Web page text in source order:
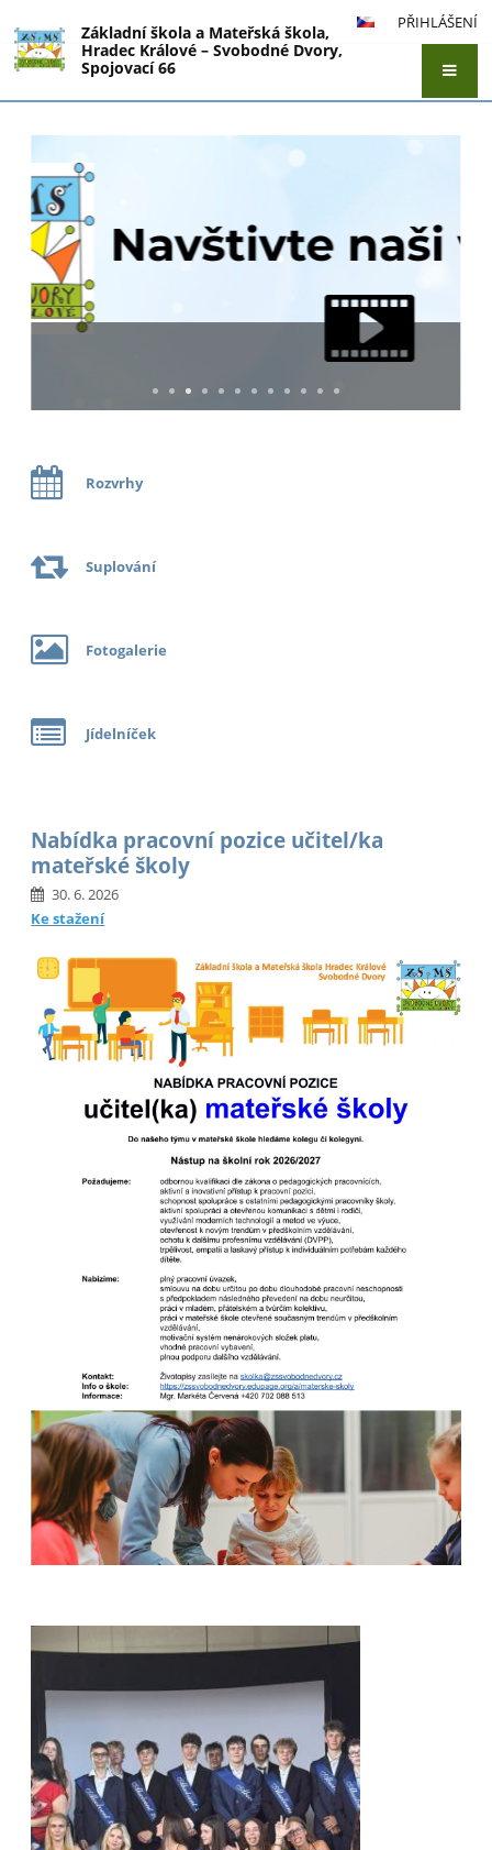
PŘIHLÁŠENÍ
Základní škola a Mateřská škola,
Hradec Králové – Svobodné Dvory,
Spojovací 66
Aktuality
Rozvrhy
Suplování
Fotogalerie
Jídelníček
Nabídka pracovní pozice učitel/ka
mateřské školy
30. 6. 2026
Ke stažení